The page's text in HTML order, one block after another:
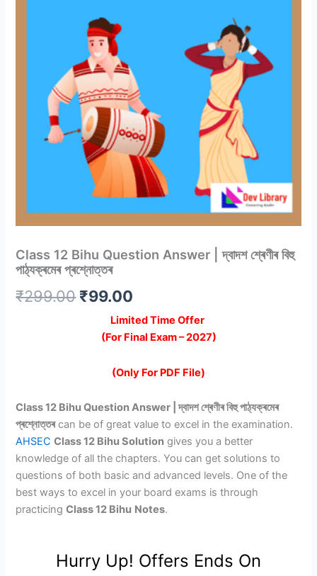
Class 12 Bihu Question Answer | দ্বাদশ শ্ৰেণীৰ বিহু
পাঠ্যক্ৰমেৰ প্ৰশ্নোত্তৰ
₹299.00 Original
price
was:
₹299.00.
₹99.00
price
is:
₹99.00.
Limited Time Offer
(For Final Exam – 2027)
(Only For PDF File)
Class 12 Bihu Question Answer | দ্বাদশ শ্ৰেণীৰ বিহু পাঠ্যক্ৰমেৰ
প্ৰশ্নোত্তৰcan be of great value to excel in the examination.
AHSEC Class 12 Bihu Solution gives you a better
knowledge of all the chapters. You can get solutions to
questions of both basic and advanced levels. One of the
best ways to excel in your board exams is through
practicingClass 12 Bihu Notes.
Hurry Up! Offers Ends On